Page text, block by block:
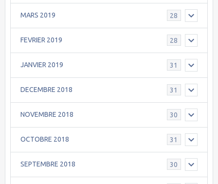
MARS 2019 28
FEVRIER 2019 28
JANVIER 2019 31
DECEMBRE 2018 31
NOVEMBRE 2018 30
OCTOBRE 2018 31
SEPTEMBRE 2018 30